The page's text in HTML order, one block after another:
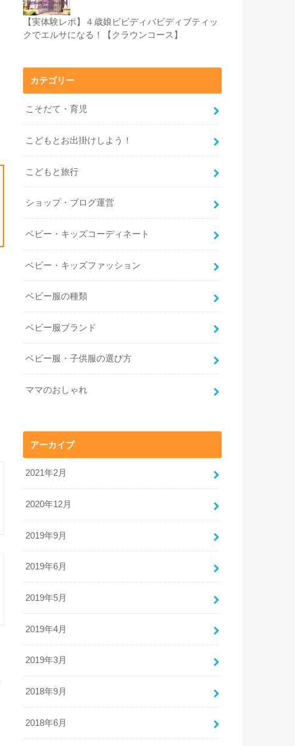
【実体験レポ】４歳娘ビビディバビディブティッ
クでエルサになる！【クラウンコース】
カテゴリー
こそだて・育児
こどもとお出掛けしよう！
こどもと旅行
ショップ・ブログ運営
ベビー・キッズコーディネート
ベビー・キッズファッション
ベビー服の種類
ベビー服ブランド
ベビー服・子供服の選び方
ママのおしゃれ
アーカイブ
2021年2月
2020年12月
2019年9月
2019年6月
2019年5月
2019年4月
2019年3月
2018年9月
2018年6月